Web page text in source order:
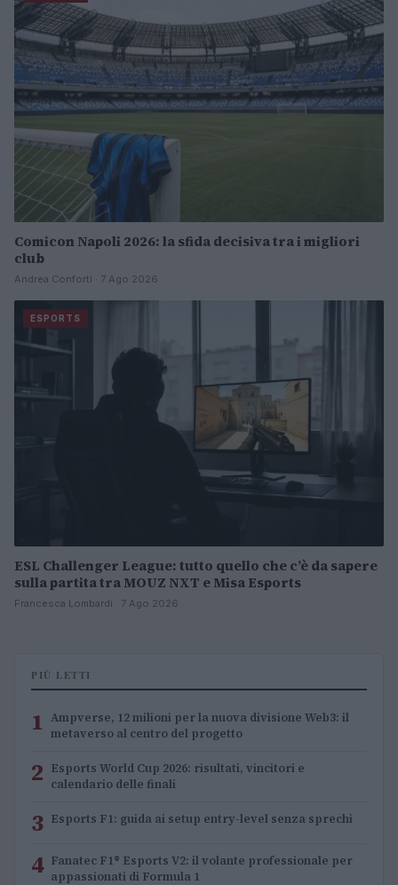
Comicon Napoli 2026: la sfida decisiva tra i migliori
club
Andrea Conforti · 7 Ago 2026
ESPORTS
ESL Challenger League: tutto quello che c’è da sapere
sulla partita tra MOUZ NXT e Misa Esports
Francesca Lombardi · 7 Ago 2026
PIÙ LETTI
1 Ampverse, 12 milioni per la nuova divisione Web3: il
metaverso al centro del progetto
2 Esports World Cup 2026: risultati, vincitori e
calendario delle finali
3 Esports F1: guida ai setup entry-level senza sprechi
4 Fanatec F1® Esports V2: il volante professionale per
appassionati di Formula 1